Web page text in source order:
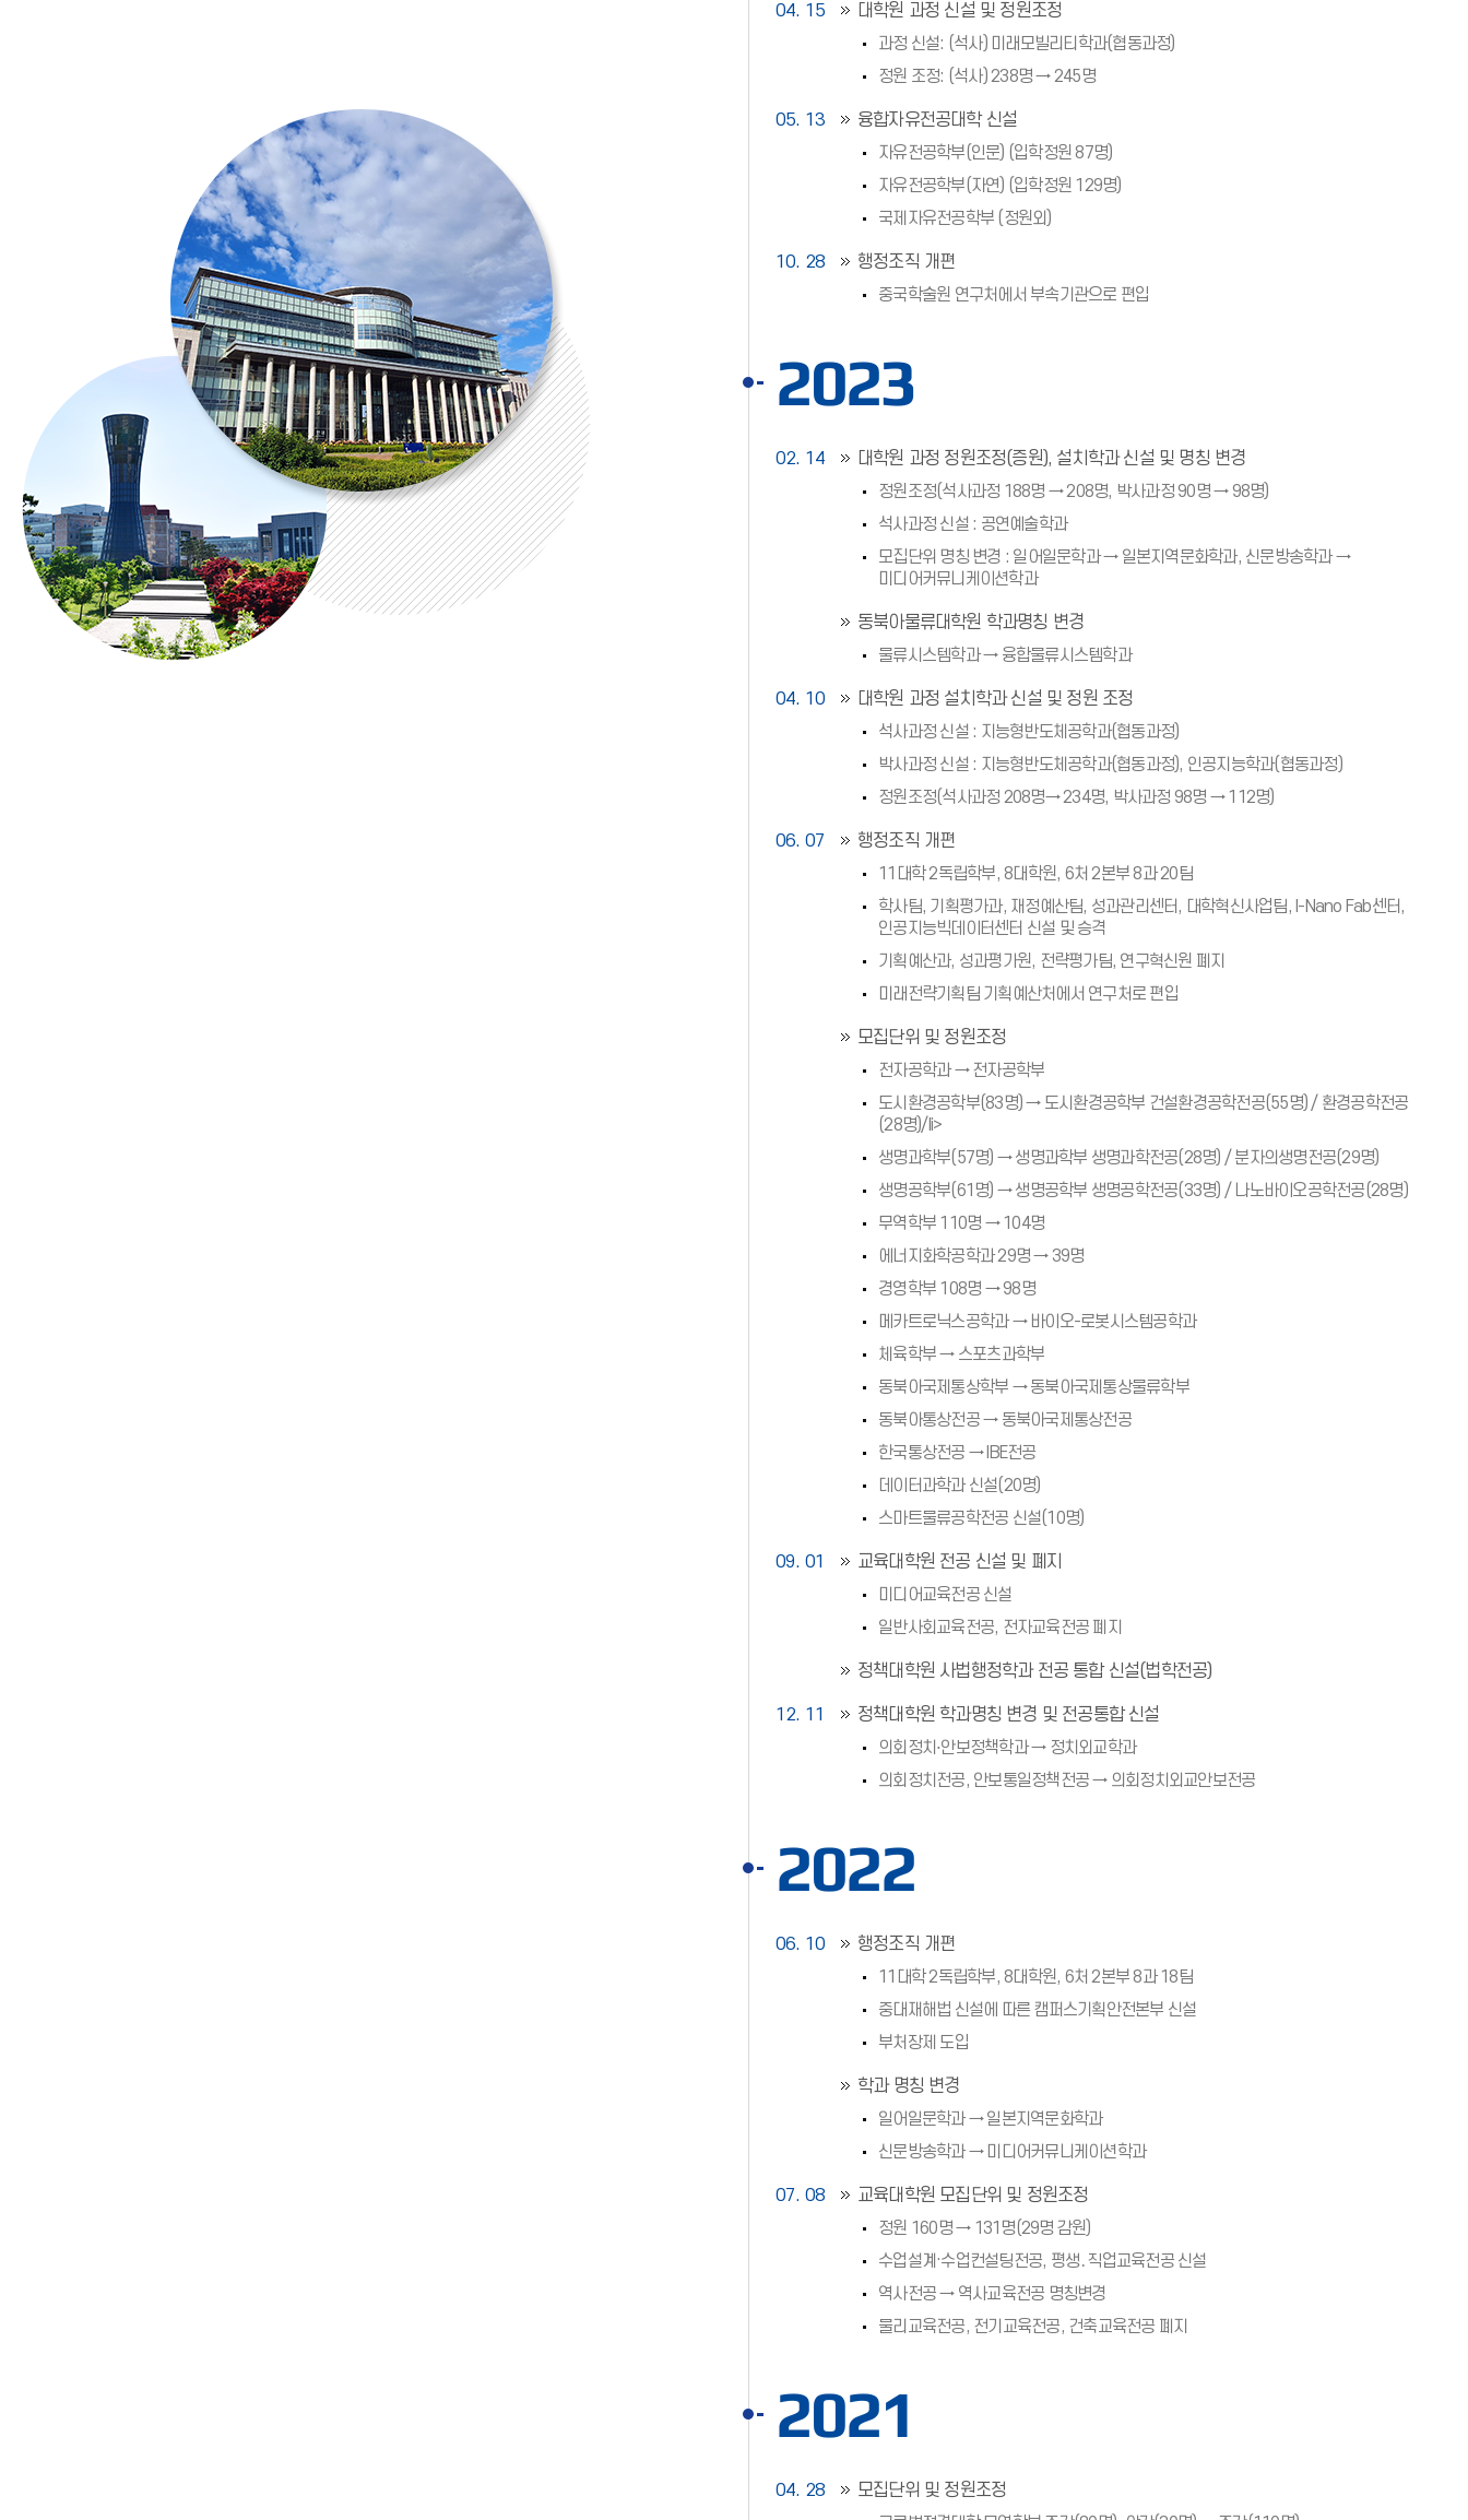
04. 15
대학원 과정 신설 및 정원조정
과정 신설: (석사) 미래모빌리티학과(협동과정)
정원 조정: (석사) 238명 → 245명
05. 13
융합자유전공대학 신설
자유전공학부(인문) (입학정원 87명)
자유전공학부(자연) (입학정원 129명)
국제자유전공학부 (정원외)
10. 28
행정조직 개편
중국학술원 연구처에서 부속기관으로 편입
2023
02. 14
대학원 과정 정원조정(증원), 설치학과 신설 및 명칭 변경
정원조정(석사과정 188명 → 208명, 박사과정 90명 → 98명)
석사과정 신설 : 공연예술학과
모집단위 명칭 변경 : 일어일문학과 → 일본지역문화학과, 신문방송학과 →
미디어커뮤니케이션학과
동북아물류대학원 학과명칭 변경
물류시스템학과 → 융합물류시스템학과
04. 10
대학원 과정 설치학과 신설 및 정원 조정
석사과정 신설 : 지능형반도체공학과(협동과정)
박사과정 신설 : 지능형반도체공학과(협동과정), 인공지능학과(협동과정)
정원조정(석사과정 208명→ 234명, 박사과정 98명 → 112명)
06. 07
행정조직 개편
11대학 2독립학부, 8대학원, 6처 2본부 8과 20팀
학사팀, 기획평가과, 재정예산팀, 성과관리센터, 대학혁신사업팀, I-Nano Fab센터,
인공지능빅데이터센터 신설 및 승격
기획예산과, 성과평가원, 전략평가팀, 연구혁신원 폐지
미래전략기획팀 기획예산처에서 연구처로 편입
모집단위 및 정원조정
전자공학과 → 전자공학부
도시환경공학부(83명) → 도시환경공학부 건설환경공학전공(55명) / 환경공학전공
(28명)/li>
생명과학부(57명) → 생명과학부 생명과학전공(28명) / 분자의생명전공(29명)
생명공학부(61명) → 생명공학부 생명공학전공(33명) / 나노바이오공학전공(28명)
무역학부 110명 → 104명
에너지화학공학과 29명 → 39명
경영학부 108명 → 98명
메카트로닉스공학과 → 바이오-로봇시스템공학과
체육학부 → 스포츠과학부
동북아국제통상학부 → 동북아국제통상물류학부
동북아통상전공 → 동북아국제통상전공
한국통상전공 → IBE전공
데이터과학과 신설(20명)
스마트물류공학전공 신설(10명)
09. 01
교육대학원 전공 신설 및 폐지
미디어교육전공 신설
일반사회교육전공, 전자교육전공 폐지
정책대학원 사법행정학과 전공 통합 신설(법학전공)
12. 11
정책대학원 학과명칭 변경 및 전공통합 신설
의회정치⋅안보정책학과 → 정치외교학과
의회정치전공, 안보통일정책전공 → 의회정치외교안보전공
2022
06. 10
행정조직 개편
11대학 2독립학부, 8대학원, 6처 2본부 8과 18팀
중대재해법 신설에 따른 캠퍼스기획안전본부 신설
부처장제 도입
학과 명칭 변경
일어일문학과 → 일본지역문화학과
신문방송학과 → 미디어커뮤니케이션학과
07. 08
교육대학원 모집단위 및 정원조정
정원 160명 → 131명(29명 감원)
수업설계·수업컨설팅전공, 평생․직업교육전공 신설
역사전공 → 역사교육전공 명칭변경
물리교육전공, 전기교육전공, 건축교육전공 폐지
2021
04. 28
모집단위 및 정원조정